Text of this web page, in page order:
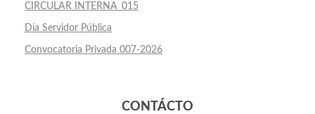
CIRCULAR INTERNA_015
Día Servidor Pública
Convocatoria Privada 007-2026
CONTÁCTO